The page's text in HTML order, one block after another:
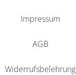
Impressum
AGB
Widerrufsbelehrung